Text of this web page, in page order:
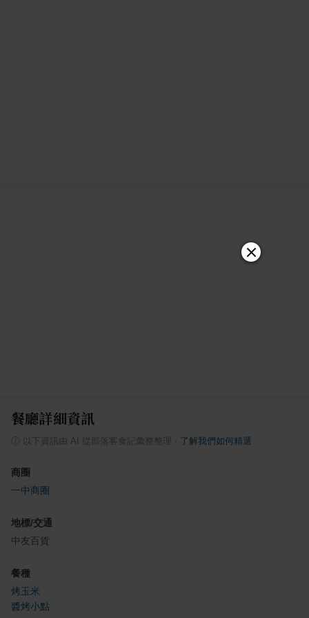
餐廳詳細資訊
ⓘ 以下資訊由 AI 從部落客食記彙整整理 了解我們如何精選
商圈
一中商圈
地標/交通
中友百貨
餐種
烤玉米
醬烤小點